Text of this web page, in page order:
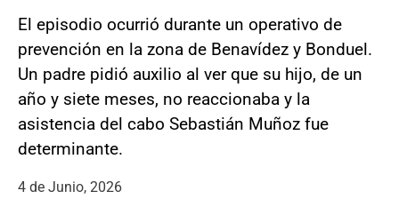
El episodio ocurrió durante un operativo de
prevención en la zona de Benavídez y Bonduel.
Un padre pidió auxilio al ver que su hijo, de un
año y siete meses, no reaccionaba y la
asistencia del cabo Sebastián Muñoz fue
determinante.
4 de Junio, 2026